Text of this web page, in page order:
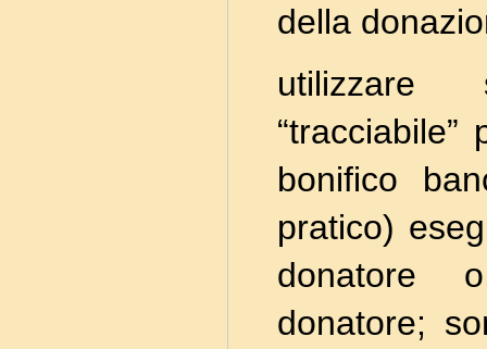
della
utilizzare
bonifico
pratico)
donatore
donatore;